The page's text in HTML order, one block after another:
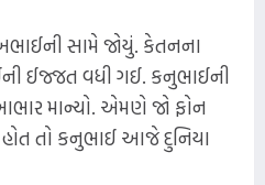
સામે જોયું. કેતનના
ઈજ્જત વધી ગઈ. કનુભાઈની
માન્યો. એમણે જો ફોન
તો કનુભાઈ આજે દુનિયા